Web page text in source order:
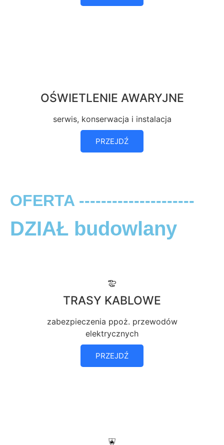
OŚWIETLENIE AWARYJNE
serwis, konserwacja i instalacja
PRZEJDŹ
OFERTA ---------------------
DZIAŁ budowlany
TRASY KABLOWE
zabezpieczenia ppoż. przewodów
elektrycznych
PRZEJDŹ